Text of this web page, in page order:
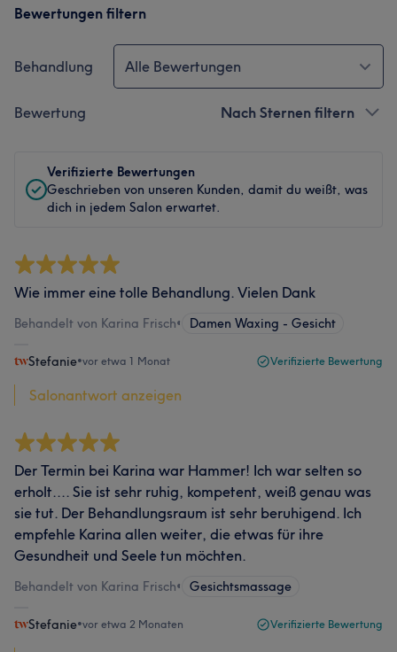
Bewertungen filtern
Behandlung Alle Bewertungen
Bewertung Nach Sternen filtern
Verifizierte Bewertungen
Geschrieben von unseren Kunden, damit du weißt, was
dich in jedem Salon erwartet.
Wie immer eine tolle Behandlung. Vielen Dank
Behandelt von Karina Frisch• Damen Waxing - Gesicht
Stefanie•vor etwa 1 Monat Verifizierte Bewertung
Salonantwort anzeigen
Der Termin bei Karina war Hammer! Ich war selten so
erholt.... Sie ist sehr ruhig, kompetent, weiß genau was
sie tut. Der Behandlungsraum ist sehr beruhigend. Ich
empfehle Karina allen weiter, die etwas für ihre
Gesundheit und Seele tun möchten.
Behandelt von Karina Frisch• Gesichtsmassage
Stefanie•vor etwa 2 Monaten Verifizierte Bewertung